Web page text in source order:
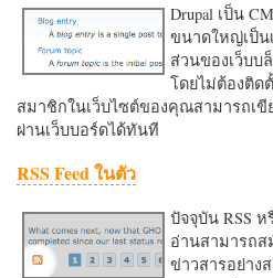
Drupal เป็น
ขนาดใหญ่เป็น
ส่วนของเว็บบ
โดยไม่ต้องติด
สมาชิกในเว็บไซต์ของคุณสามารถเ
ผ่านเว็บบอร์ดได้ทันที
RSS Feed ในตัว
ปัจจุบัน RSS
อ่านสามารถส
ข่าวสารอย่าง